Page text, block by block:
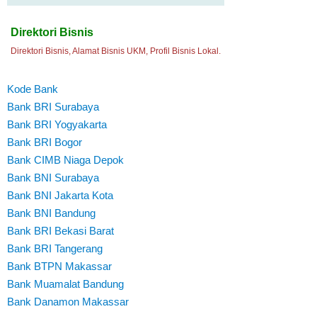
Direktori Bisnis
Direktori Bisnis, Alamat Bisnis UKM, Profil Bisnis Lokal.
Kode Bank
Bank BRI Surabaya
Bank BRI Yogyakarta
Bank BRI Bogor
Bank CIMB Niaga Depok
Bank BNI Surabaya
Bank BNI Jakarta Kota
Bank BNI Bandung
Bank BRI Bekasi Barat
Bank BRI Tangerang
Bank BTPN Makassar
Bank Muamalat Bandung
Bank Danamon Makassar